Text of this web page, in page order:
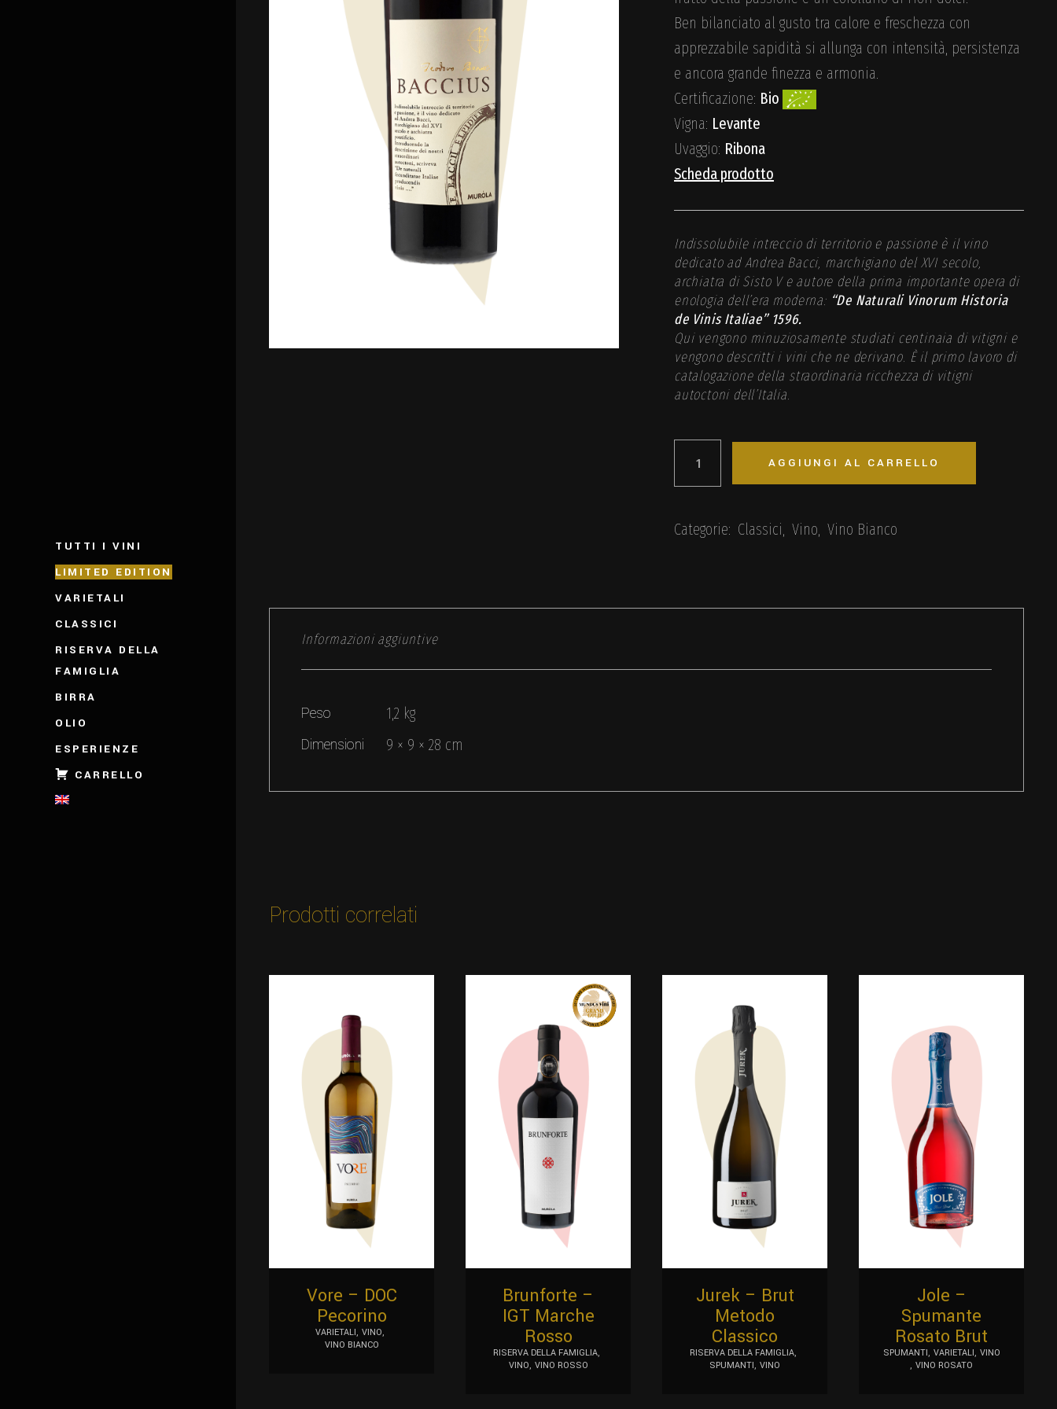
TUTTI I VINI
LIMITED EDITION
VARIETALI
CLASSICI
RISERVA DELLA
FAMIGLIA
BIRRA
OLIO
ESPERIENZE
CARRELLO
Ben bilanciato al gusto tra calore e freschezza con
apprezzabile sapidità si allunga con intensità, persistenza
e ancora grande finezza e armonia.
Certificazione: Bio
Vigna: Levante
Uvaggio: Ribona
Scheda prodotto
Indissolubile intreccio di territorio e passione è il vino
dedicato ad Andrea Bacci, marchigiano del XVI secolo,
archiatra di Sisto V e autore della prima importante opera di
enologia dell’era moderna: “De Naturali Vinorum Historia
de Vinis Italiae” 1596.
Qui vengono minuziosamente studiati centinaia di vitigni e
vengono descritti i vini che ne derivano. È il primo lavoro di
catalogazione della straordinaria ricchezza di vitigni
autoctoni dell’Italia.
Baccius – Colli Maceratesi DOC Ribona BIO quantità
AGGIUNGI AL CARRELLO
Categorie: Classici, Vino, Vino Bianco
Informazioni aggiuntive
Peso 1,2 kg
Dimensioni 9 × 9 × 28 cm
Prodotti correlati
Vore – DOC
Pecorino
VARIETALI VINO
VINO BIANCO
Brunforte –
IGT Marche
Rosso
RISERVA DELLA FAMIGLIA
VINO VINO ROSSO
Jurek – Brut
Metodo
Classico
RISERVA DELLA FAMIGLIA
SPUMANTI VINO
Jole –
Spumante
Rosato Brut
SPUMANTI VARIETALI VINO
VINO ROSATO